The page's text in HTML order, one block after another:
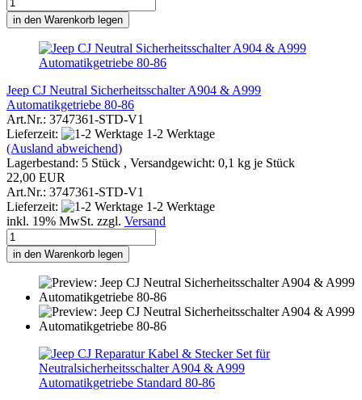
in den Warenkorb legen
Jeep CJ Neutral Sicherheitsschalter A904 & A999
Automatikgetriebe 80-86
Art.Nr.: 3747361-STD-V1
Lieferzeit:
1-2 Werktage
(Ausland abweichend)
Lagerbestand: 5 Stück , Versandgewicht: 0,1 kg je Stück
22,00 EUR
Art.Nr.: 3747361-STD-V1
Lieferzeit:
1-2 Werktage
inkl. 19% MwSt. zzgl. Versand
in den Warenkorb legen